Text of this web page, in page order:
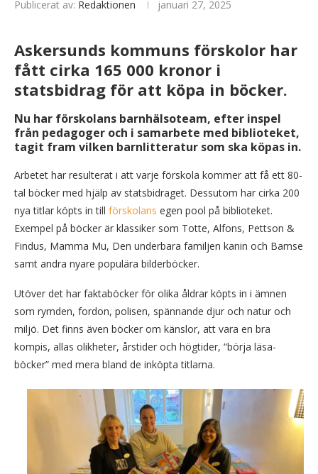
Publicerat av: Redaktionen januari 27, 2025
Askersunds kommuns förskolor har
fått cirka 165 000 kronor i
statsbidrag för att köpa in böcker.
Nu har förskolans barnhälsoteam, efter inspel
från pedagoger och i samarbete med biblioteket,
tagit fram vilken barnlitteratur som ska köpas in.
Arbetet har resulterat i att varje förskola kommer att få ett 80-
tal böcker med hjälp av statsbidraget. Dessutom har cirka 200
nya titlar köpts in till förskolans egen pool på biblioteket.
Exempel på böcker är klassiker som Totte, Alfons, Pettson &
Findus, Mamma Mu, Den underbara familjen kanin och Bamse
samt andra nyare populära bilderböcker.
Utöver det har faktaböcker för olika åldrar köpts in i ämnen
som rymden, fordon, polisen, spännande djur och natur och
miljö. Det finns även böcker om känslor, att vara en bra
kompis, allas olikheter, årstider och högtider, “börja läsa-
böcker” med mera bland de inköpta titlarna.